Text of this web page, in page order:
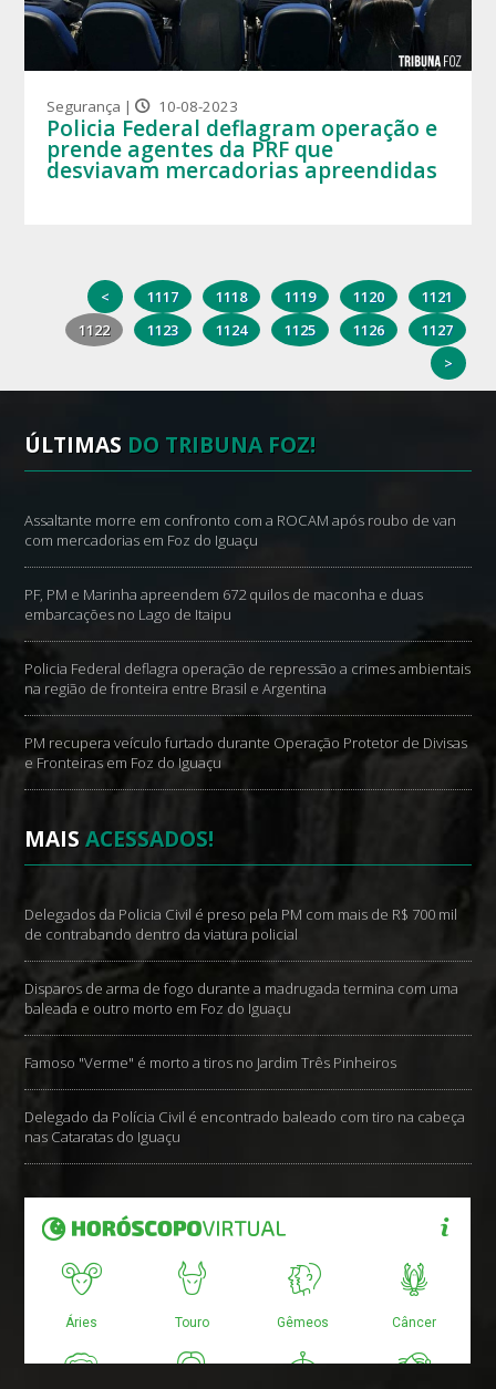
Segurança | 10-08-2023
Policia Federal deflagram operação e
prende agentes da PRF que
desviavam mercadorias apreendidas
< 1117 1118 1119 1120
1121
1122
1123 1124 1125 1126
1127
>
ÚLTIMAS DO TRIBUNA FOZ!
Assaltante morre em confronto com a ROCAM após roubo de van
com mercadorias em Foz do Iguaçu
PF, PM e Marinha apreendem 672 quilos de maconha e duas
embarcações no Lago de Itaipu
Policia Federal deflagra operação de repressão a crimes ambientais
na região de fronteira entre Brasil e Argentina
PM recupera veículo furtado durante Operação Protetor de Divisas
e Fronteiras em Foz do Iguaçu
MAISACESSADOS!
Delegados da Policia Civil é preso pela PM com mais de R$ 700 mil
de contrabando dentro da viatura policial
Disparos de arma de fogo durante a madrugada termina com uma
baleada e outro morto em Foz do Iguaçu
Famoso "Verme" é morto a tiros no Jardim Três Pinheiros
Delegado da Polícia Civil é encontrado baleado com tiro na cabeça
nas Cataratas do Iguaçu